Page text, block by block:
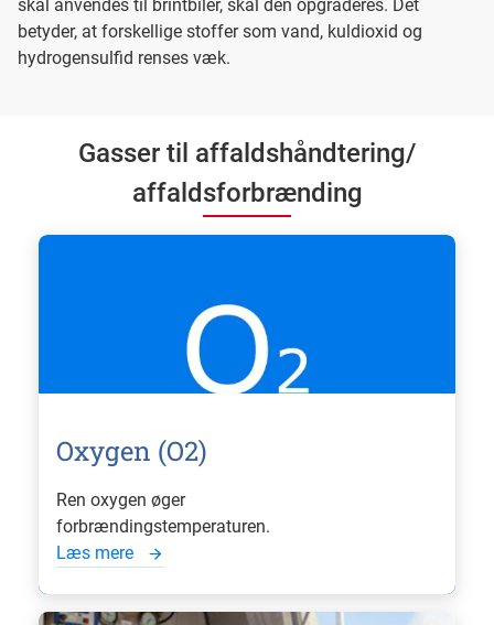
skal anvendes til brintbiler, skal den opgraderes. Det
betyder, at forskellige stoffer som vand, kuldioxid og
hydrogensulfid renses væk.
Gasser til affaldshåndtering/
affaldsforbrænding
Oxygen (O2)
Ren oxygen øger
forbrændingstemperaturen.
Læs mere